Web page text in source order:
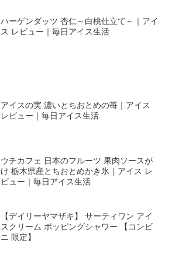
ハーゲンダッツ 杏仁～白桃仕立て～｜アイ
ス レビュー｜毎日アイス生活
アイスの実 濃いとちおとめの苺｜アイス
レビュー｜毎日アイス生活
ウチカフェ 日本のフルーツ 果肉ソースが
け 栃木県産とちおとめかき氷｜アイス レ
ビュー｜毎日アイス生活
【デイリーヤマザキ】 サーティワン アイ
スクリーム ポッピングシャワー 【コンビ
ニ 限定】